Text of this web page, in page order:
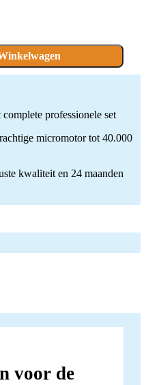
professionele set
micromotor tot 40.000
kwaliteit en 24 maanden
voor de